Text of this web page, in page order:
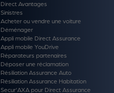
Direct Avantages
Sinistres
Acheter ou vendre une voiture
Déménager
Appli mobile Direct Assurance
Appli mobile YouDrive
Réparateurs partenaires
Déposer une réclamation
Résiliation Assurance Auto
Résiliation Assurance Habitation
Secur'AXA pour Direct Assurance